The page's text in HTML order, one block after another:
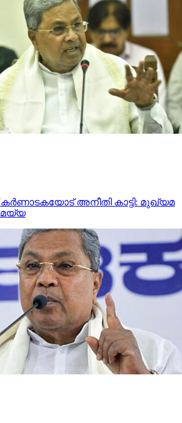
ക​ർ​ണാ​ട​ക​യോ​ട് അ​നീ​തി കാ​ട്ടി: മു​ഖ്യ​മ​